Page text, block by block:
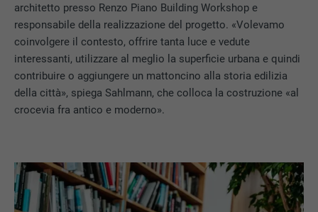
architetto presso Renzo Piano Building Workshop e
responsabile della realizzazione del progetto. «Volevamo
coinvolgere il contesto, offrire tanta luce e vedute
interessanti, utilizzare al meglio la superficie urbana e quindi
contribuire o aggiungere un mattoncino alla storia edilizia
della città», spiega Sahlmann, che colloca la costruzione «al
crocevia fra antico e moderno».